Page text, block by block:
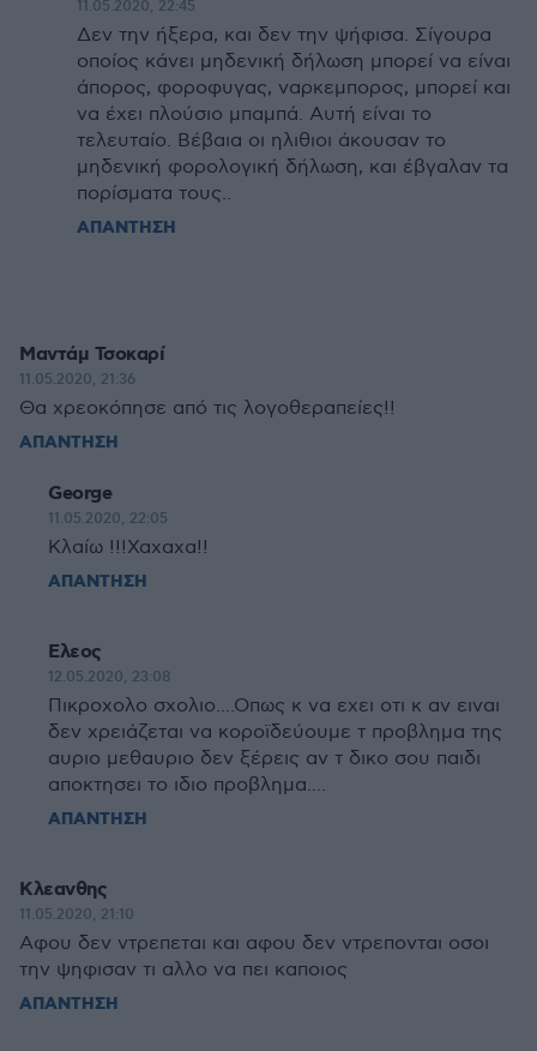
11.05.2020, 22:45
Δεν την ήξερα, και δεν την ψήφισα. Σίγουρα
οποίος κάνει μηδενική δήλωση μπορεί να είναι
άπορος, φοροφυγας, ναρκεμπορος, μπορεί και
να έχει πλούσιο μπαμπά. Αυτή είναι το
τελευταίο. Βέβαια οι ηλιθιοι άκουσαν το
μηδενική φορολογική δήλωση, και έβγαλαν τα
πορίσματα τους..
ΑΠΑΝΤΗΣΗ
Μαντάμ Τσοκαρί
11.05.2020, 21:36
Θα χρεοκόπησε από τις λογοθεραπείες!!
ΑΠΑΝΤΗΣΗ
George
11.05.2020, 22:05
Κλαίω !!!Χαχαχα!!
ΑΠΑΝΤΗΣΗ
Ελεος
12.05.2020, 23:08
Πικροχολο σχολιο....Οπως κ να εχει οτι κ αν ειναι
δεν χρειάζεται να κοροϊδεύουμε τ προβλημα της
αυριο μεθαυριο δεν ξέρεις αν τ δικο σου παιδι
αποκτησει το ιδιο προβλημα....
ΑΠΑΝΤΗΣΗ
Κλεανθης
11.05.2020, 21:10
Αφου δεν ντρεπεται και αφου δεν ντρεπονται οσοι
την ψηφισαν τι αλλο να πει καποιος
ΑΠΑΝΤΗΣΗ